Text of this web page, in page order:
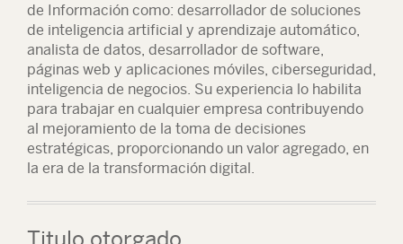
de Información como: desarrollador de soluciones
de inteligencia artificial y aprendizaje automático,
analista de datos, desarrollador de software,
páginas web y aplicaciones móviles, ciberseguridad,
inteligencia de negocios. Su experiencia lo habilita
para trabajar en cualquier empresa contribuyendo
al mejoramiento de la toma de decisiones
estratégicas, proporcionando un valor agregado, en
la era de la transformación digital.
Titulo otorgado